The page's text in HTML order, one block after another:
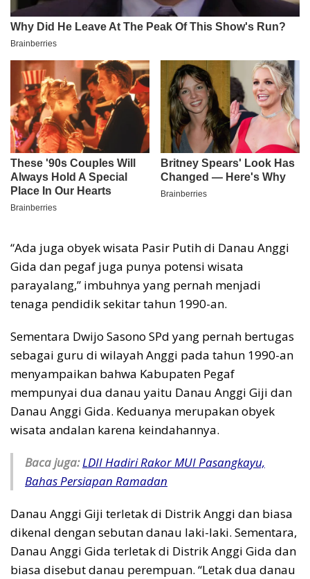
“Ada juga obyek wisata Pasir Putih di Danau Anggi
Gida dan pegaf juga punya potensi wisata
parayalang,” imbuhnya yang pernah menjadi
tenaga pendidik sekitar tahun 1990-an.
Sementara Dwijo Sasono SPd yang pernah bertugas
sebagai guru di wilayah Anggi pada tahun 1990-an
menyampaikan bahwa Kabupaten Pegaf
mempunyai dua danau yaitu Danau Anggi Giji dan
Danau Anggi Gida. Keduanya merupakan obyek
wisata andalan karena keindahannya.
Baca juga:LDII Hadiri Rakor MUI Pasangkayu,
Bahas Persiapan Ramadan
Danau Anggi Giji terletak di Distrik Anggi dan biasa
dikenal dengan sebutan danau laki-laki. Sementara,
Danau Anggi Gida terletak di Distrik Anggi Gida dan
biasa disebut danau perempuan. “Letak dua danau